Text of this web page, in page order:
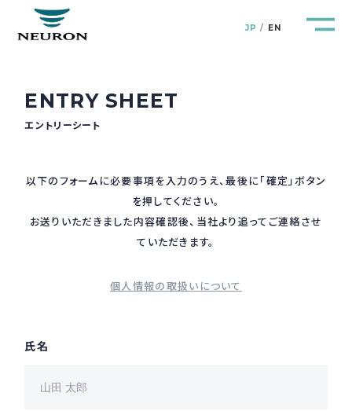
JP EN
Company
Products&Service
R&D
採用情報
ENTRY SHEET
エントリーシート
以下のフォームに必要事項を入力のうえ、最後に「確定」ボタン
を押してください。
お送りいただきました内容確認後、当社より追ってご連絡させ
ていただきます。
個人情報の取扱いについて
氏名